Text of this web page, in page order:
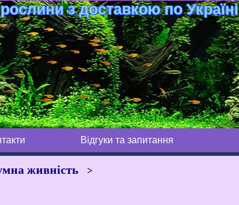
з доставкою по Україні
Відгуки та запитання
живність >